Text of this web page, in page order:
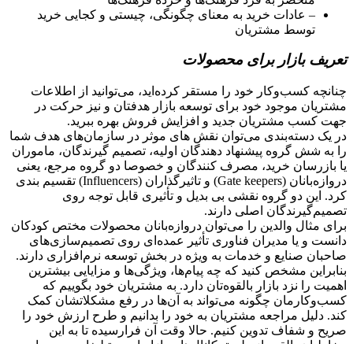
– عادات خرید به معنای چگونگی، چیستی و کجایی خرید
توسط مشتریان
تعریف بازار برای محصولات
چنانچه کسب‌و‌کار خود را مستقر کرده‌اید، می‌توانید از اطلاعات
مشتریان موجود خود برای توسعه بازار هدفتان و نیز حرکت در
جهت کسب مشتریان جدید و افزایش فروش بهره ببرید.
در یک دسته‌بندی می‌توان نقش های موثر در سازمان‌های هدف شما
را به شش گروه پیشنهاد دهندگان اولیه، تصمیم گیرندگان، ماموران
یا بازرسان خرید، مصرف کنندگان و خصوصا دو گروه مرجع، یعنی
دروازه‌بانان (Gate keepers) و تاثیرگذاران (Influencers) تقسیم بندی
کرد. این دو گروه نقشی بی بدیل و تأثیری قابل توجه روی
تصمیم‌گیرندگان اصلی دارند.
برای مثال والدین را می‌توان دروازه‌بانان محصولات مختص کودکان
دانست و یا مدیران فناوری تأثیر عمده‌ای روی تصمیم‌سازی‌های
صاحبان صنایع و خدمات به ویژه در بخش توسعه نرم‌افزاری دارند.
بنابراین مشخص کنید که چه پیام‌ها، ویژگی‌ها و مزایایی بیشترین
اهمیت را نزد بازار بالقوه‌تان دارد. به مشتریان خود بگوییم که
کسب‌و‌کارمان چگونه می‌تواند به آن‌ها در رفع مشکلاتشان کمک
کند. دلیل مراجعه مشتریان به خود را بدانیم و طرح ارزش خود را
صریح و شفاف تدوین کنیم. حالا وقت آن فرارسیده تا به این